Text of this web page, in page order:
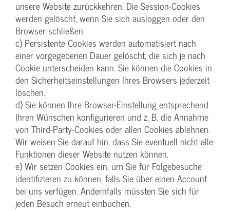
unsere Website zurückkehren. Die Session-Cookies
werden gelöscht, wenn Sie sich ausloggen oder den
Browser schließen.
c) Persistente Cookies werden automatisiert nach
einer vorgegebenen Dauer gelöscht, die sich je nach
Cookie unterscheiden kann. Sie können die Cookies in
den Sicherheitseinstellungen Ihres Browsers jederzeit
löschen.
d) Sie können Ihre Browser-Einstellung entsprechend
Ihren Wünschen konfigurieren und z. B. die Annahme
von Third-Party-Cookies oder allen Cookies ablehnen.
Wir weisen Sie darauf hin, dass Sie eventuell nicht alle
Funktionen dieser Website nutzen können.
e) Wir setzen Cookies ein, um Sie für Folgebesuche
identifizieren zu können, falls Sie über einen Account
bei uns verfügen. Andernfalls müssten Sie sich für
jeden Besuch erneut einbuchen.